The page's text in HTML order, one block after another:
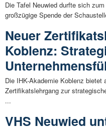
Die Tafel Neuwied durfte sich
großzügige Spende der
Neuer
Koblenz:
Die IHK-Akademie Koblenz bietet
Zertifikatslehrgang zur
...
VHS Neuwied